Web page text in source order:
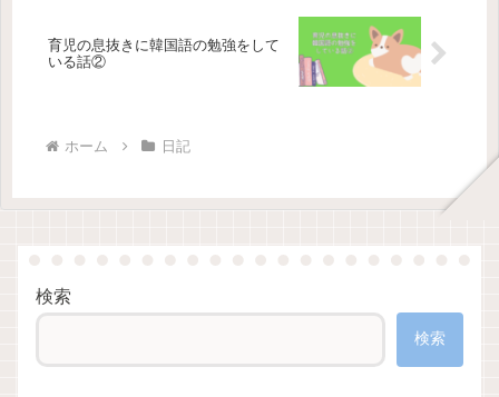
育児の息抜きに韓国語の勉強をして
いる話②
ホーム 日記
検索
検索